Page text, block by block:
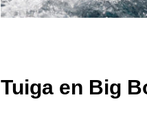
Tuiga en Big